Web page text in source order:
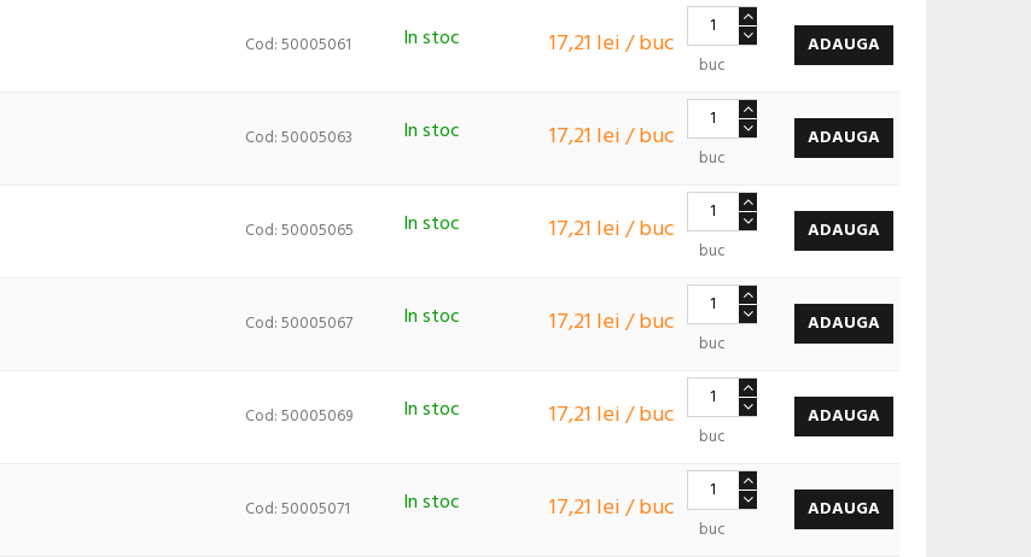
Cod: 50005061 In stoc 17,21 lei / buc
buc
ADAUGA
Cod: 50005063 In stoc 17,21 lei / buc
buc
ADAUGA
Cod: 50005065 In stoc 17,21 lei / buc
buc
ADAUGA
Cod: 50005067 In stoc 17,21 lei / buc
buc
ADAUGA
Cod: 50005069 In stoc 17,21 lei / buc
buc
ADAUGA
Cod: 50005071 In stoc 17,21 lei / buc
buc
ADAUGA